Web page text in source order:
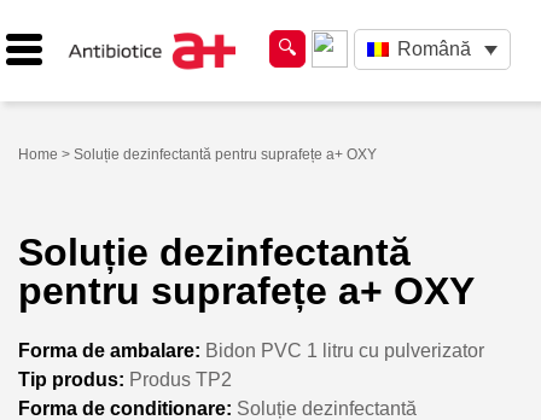
Română
Home > Soluție dezinfectantă pentru suprafețe a+ OXY
Soluție dezinfectantă
pentru suprafețe a+ OXY
Forma de ambalare: Bidon PVC 1 litru cu pulverizator
Tip produs: Produs TP2
Forma de conditionare: Soluție dezinfectantă